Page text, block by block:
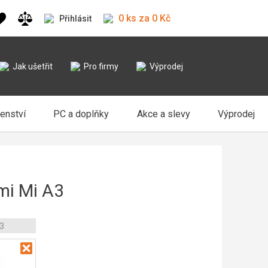
Přihlásit 0 ks za 0 Kč
Jak ušetřit Pro firmy Výprodej
PC a doplňky Akce a slevy Výprodej
Mi A3